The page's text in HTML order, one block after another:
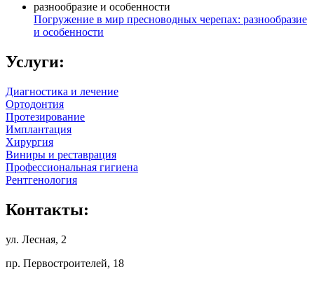
Погружение в мир пресноводных черепах: разнообразие
и особенности
Услуги:
Диагностика и лечение
Ортодонтия
Протезирование
Имплантация
Хирургия
Виниры и реставрация
Профессиональная гигиена
Рентгенология
Контакты:
ул. Лесная, 2
пр. Первостроителей, 18